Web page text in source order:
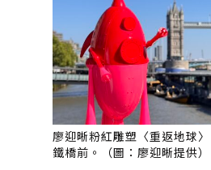
廖迎晰粉紅雕塑〈重返地球
鐵橋前。（圖：廖迎晰提供）